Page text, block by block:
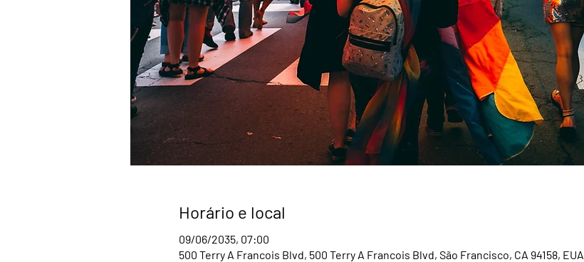
Horário e local
09/06/2035, 07:00
500 Terry A Francois Blvd, 500 Terry A Francois Blvd, São Francisco, CA 94158, EUA